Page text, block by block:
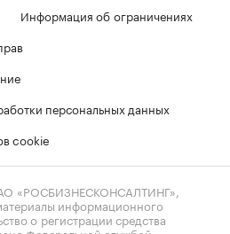
Информация об ограничениях
персональных данных
cookie
«РОСБИЗНЕСКОНСАЛТИНГ»,
информационного
о регистрации средства